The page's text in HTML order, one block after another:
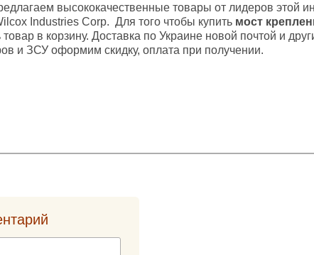
высококачественные товары от лидеров этой
Industries Corp. Для того чтобы купить мост
товар в корзину. Доставка по Украине новой почтой и
и ЗСУ оформим скидку, оплата при получении.